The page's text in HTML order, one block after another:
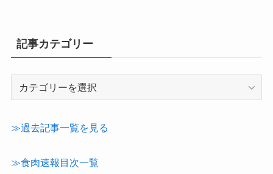
記事カテゴリー
テ
≫過去記事一覧を見る
≫食肉速報目次一覧